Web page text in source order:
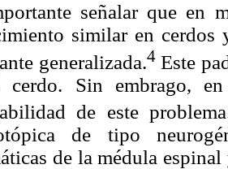
señalar que en
similar en
generalizada.4Este
cerdo. Sin embrago,
de este
de tipo
de la médula